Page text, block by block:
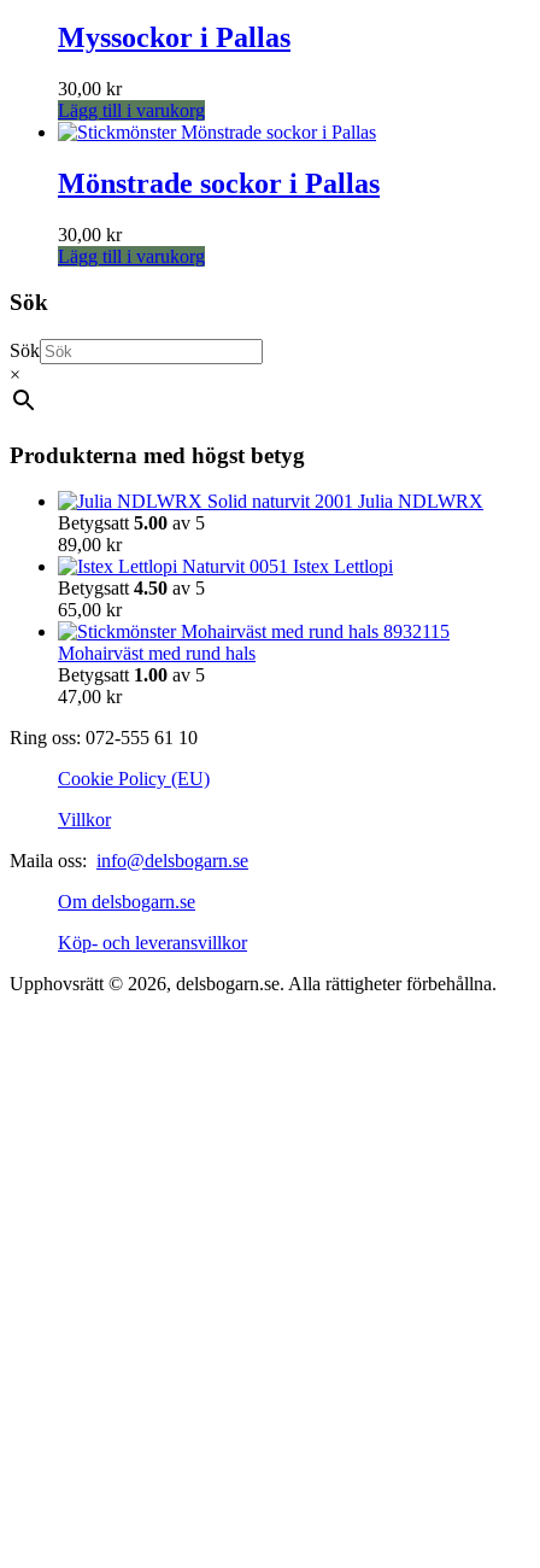
Myssockor i Pallas
30,00 kr
Lägg till i varukorg
Mönstrade sockor i Pallas
30,00 kr
Lägg till i varukorg
Sök
Sök
×
Produkterna med högst betyg
Julia NDLWRX
Betygsatt 5.00 av 5
89,00 kr
Istex Lettlopi
Betygsatt 4.50 av 5
65,00 kr
Mohairväst med rund hals
Betygsatt 1.00 av 5
47,00 kr
Ring oss: 072-555 61 10
Cookie Policy (EU)
Villkor
Maila oss: info@delsbogarn.se
Om delsbogarn.se
Köp- och leveransvillkor
Upphovsrätt © 2026, delsbogarn.se. Alla rättigheter förbehållna.